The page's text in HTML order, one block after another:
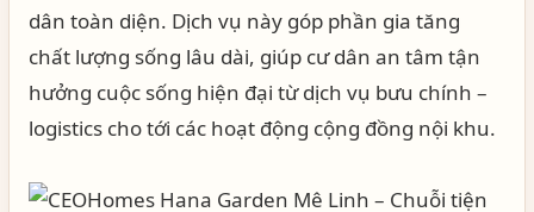
dân toàn diện. Dịch vụ này góp phần gia tăng
chất lượng sống lâu dài, giúp cư dân an tâm tận
hưởng cuộc sống hiện đại từ dịch vụ bưu chính –
logistics cho tới các hoạt động cộng đồng nội khu.